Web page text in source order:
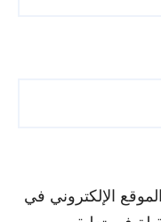
الإلكتروني في